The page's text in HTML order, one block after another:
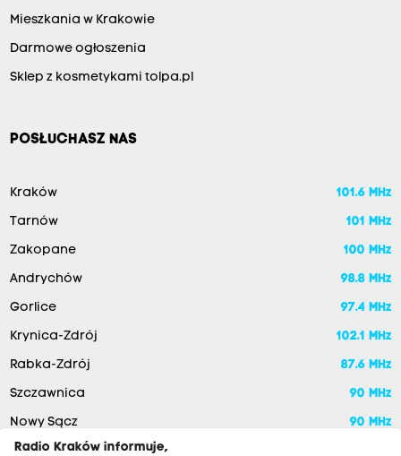
Mieszkania w Krakowie
Darmowe ogłoszenia
Sklep z kosmetykami tolpa.pl
POSŁUCHASZ NAS
Kraków 101.6 MHz
Tarnów 101 MHz
Zakopane 100 MHz
Andrychów 98.8 MHz
Gorlice 97.4 MHz
Krynica-Zdrój 102.1 MHz
Rabka-Zdrój 87.6 MHz
Szczawnica 90 MHz
Nowy Sącz
90 MHz
Radio Kraków informuje,